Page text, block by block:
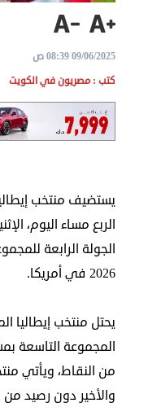
بالخارج
القنصلية
البعثة
مجلس
الجالية
الصحفيون
الكويت
09/06/2025 08:39 ص
كتب : مصريون في الكويت
يستضيف منتخب
الربع مساء اليوم،
الجولة الرابعة
2026 في أمريكا.
يحتل منتخب إيطاليا
المجموعة التاسعة
من النقاط، ويأتي
والأخير دون رصيد من